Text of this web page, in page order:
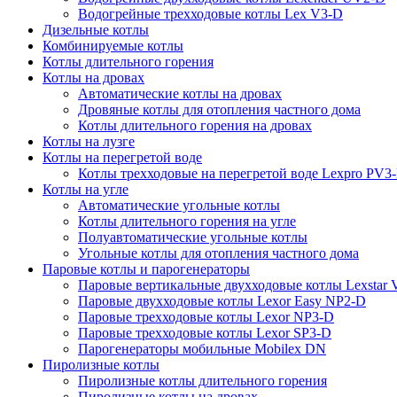
Водогрейные трехходовые котлы Lex V3-D
Дизельные котлы
Комбинируемые котлы
Котлы длительного горения
Котлы на дровах
Автоматические котлы на дровах
Дровяные котлы для отопления частного дома
Котлы длительного горения на дровах
Котлы на лузге
Котлы на перегретой воде
Котлы трехходовые на перегретой воде Lexpro
Котлы на угле
Автоматические угольные котлы
Котлы длительного горения на угле
Полуавтоматические угольные котлы
Угольные котлы для отопления частного дома
Паровые котлы и парогенераторы
Паровые вертикальные двухходовые котлы Lexstar
Паровые двухходовые котлы Lexor Easy NP2-D
Паровые трехходовые котлы Lexor NP3-D
Паровые трехходовые котлы Lexor SP3-D
Парогенераторы мобильные Mobilex DN
Пиролизные котлы
Пиролизные котлы длительного горения